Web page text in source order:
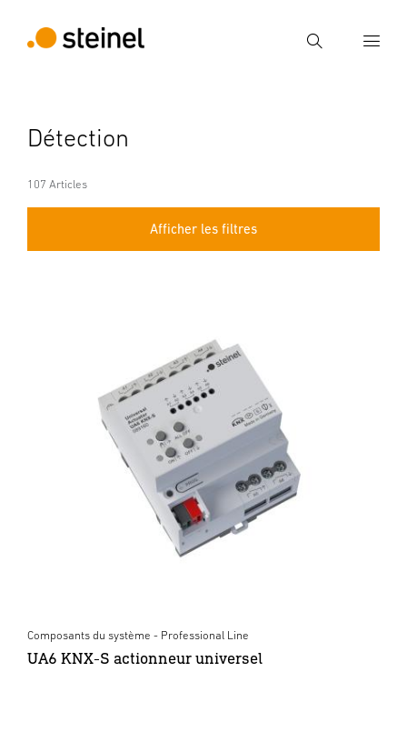
Recherche
Recherche
Détection
107 Articles
Afficher les filtres
Composants du système - Professional Line
UA6 KNX-S actionneur universel